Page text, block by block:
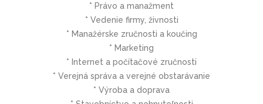
* Právo a manažment
* Vedenie firmy, živnosti
* Manažérske zručnosti a koučing
* Marketing
* Internet a počítačové zručnosti
* Verejná správa a verejné obstarávanie
* Výroba a doprava